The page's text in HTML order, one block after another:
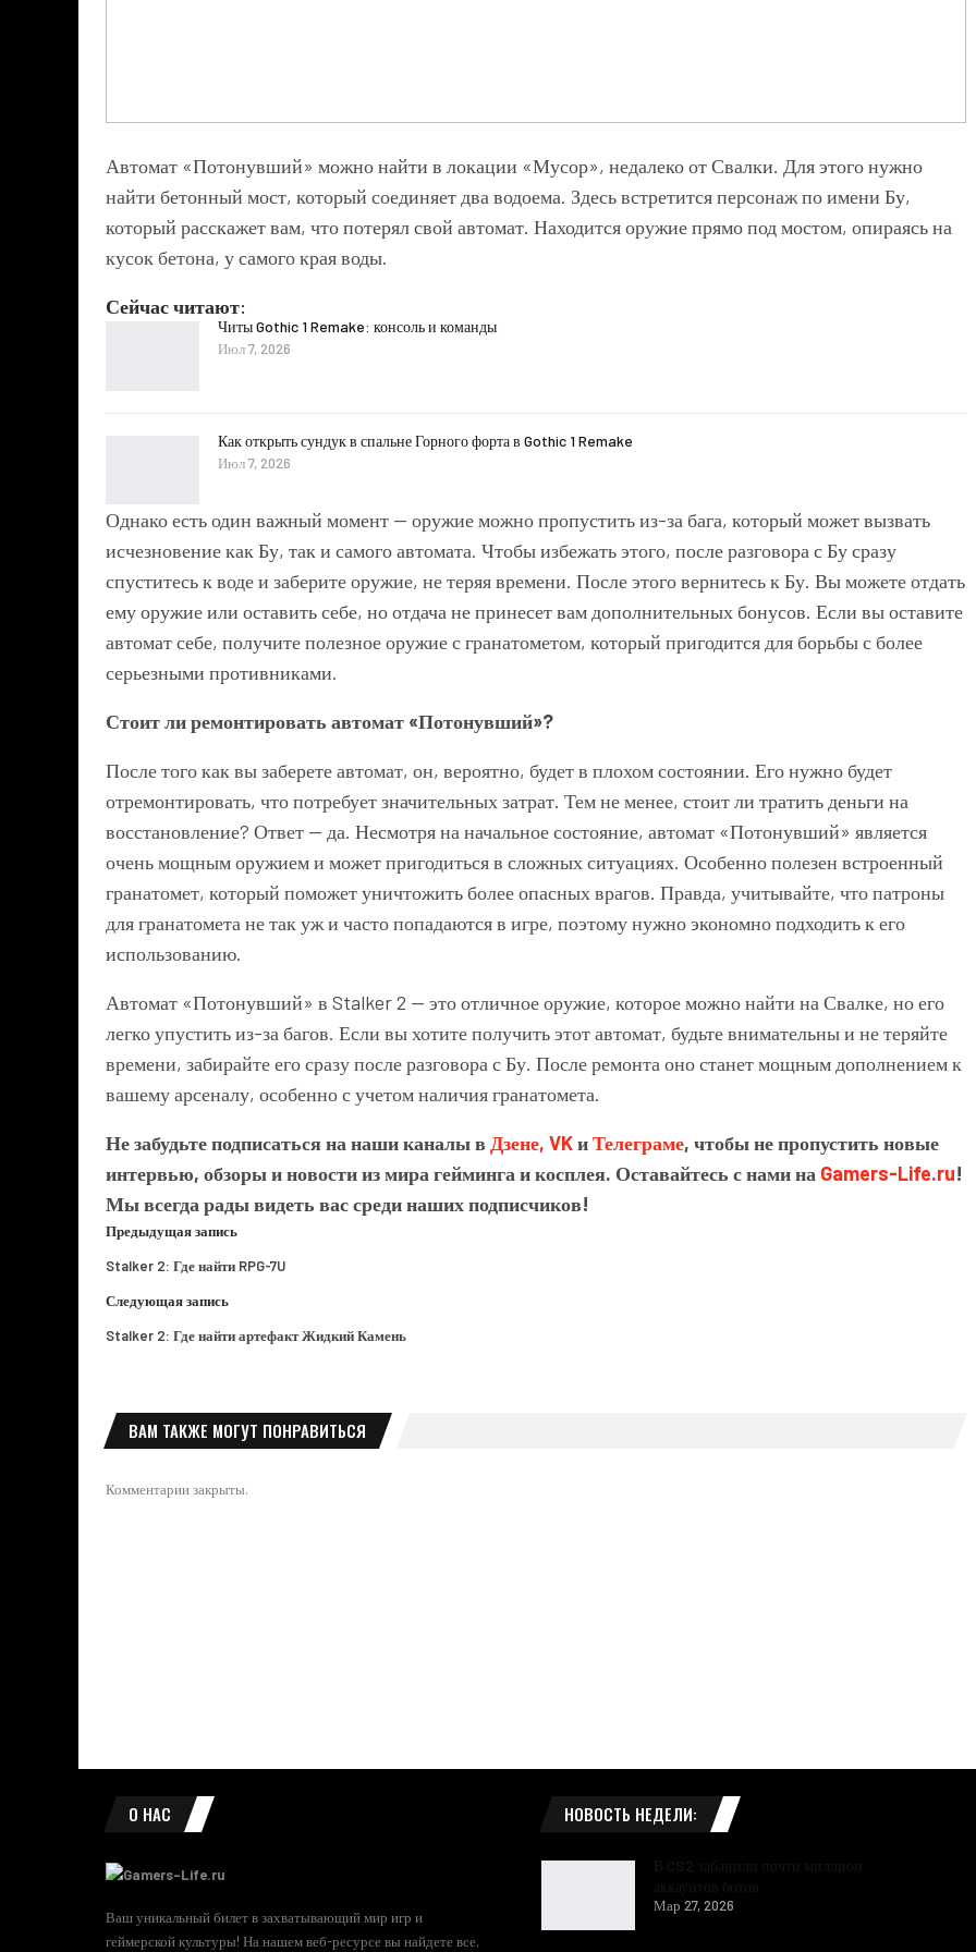
Автомат «Потонувший» можно найти в локации «Мусор», недалеко от Свалки. Для этого нужно
найти бетонный мост, который соединяет два водоема. Здесь встретится персонаж по имени Бу,
который расскажет вам, что потерял свой автомат. Находится оружие прямо под мостом, опираясь на
кусок бетона, у самого края воды.
Сейчас читают:
Читы Gothic 1 Remake: консоль и команды
Июл 7, 2026
Как открыть сундук в спальне Горного форта в Gothic 1 Remake
Июл 7, 2026
Однако есть один важный момент — оружие можно пропустить из-за бага, который может вызвать
исчезновение как Бу, так и самого автомата. Чтобы избежать этого, после разговора с Бу сразу
спуститесь к воде и заберите оружие, не теряя времени. После этого вернитесь к Бу. Вы можете отдать
ему оружие или оставить себе, но отдача не принесет вам дополнительных бонусов. Если вы оставите
автомат себе, получите полезное оружие с гранатометом, который пригодится для борьбы с более
серьезными противниками.
Стоит ли ремонтировать автомат «Потонувший»?
После того как вы заберете автомат, он, вероятно, будет в плохом состоянии. Его нужно будет
отремонтировать, что потребует значительных затрат. Тем не менее, стоит ли тратить деньги на
восстановление? Ответ — да. Несмотря на начальное состояние, автомат «Потонувший» является
очень мощным оружием и может пригодиться в сложных ситуациях. Особенно полезен встроенный
гранатомет, который поможет уничтожить более опасных врагов. Правда, учитывайте, что патроны
для гранатомета не так уж и часто попадаются в игре, поэтому нужно экономно подходить к его
использованию.
Автомат «Потонувший» в Stalker 2 — это отличное оружие, которое можно найти на Свалке, но его
легко упустить из-за багов. Если вы хотите получить этот автомат, будьте внимательны и не теряйте
времени, забирайте его сразу после разговора с Бу. После ремонта оно станет мощным дополнением к
вашему арсеналу, особенно с учетом наличия гранатомета.
Не забудьте подписаться на наши каналы в Дзене, VKиТелеграме, чтобы не пропустить новые
интервью, обзоры и новости из мира гейминга и косплея. Оставайтесь с нами на Gamers-Life.ru!
Мы всегда рады видеть вас среди наших подписчиков!
Предыдущая запись
Stalker 2: Где найти RPG-7U
Следующая запись
Stalker 2: Где найти артефакт Жидкий Камень
ВАМ ТАКЖЕ МОГУТ ПОНРАВИТЬСЯ
Комментарии закрыты.
О НАС
Ваш уникальный билет в захватывающий мир игр и
геймерской культуры! На нашем веб-ресурсе вы найдете все,
НОВОСТЬ НЕДЕЛИ:
Мар 27, 2026